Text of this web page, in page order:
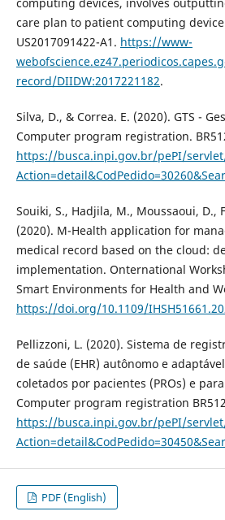
computing devices, involves
care plan to patient computing
US2017091422-A1. https://www-
record/DIIDW:2017221182.
Silva, D., & Correa. E. (2020). GTS -
Computer program registration.
https://busca.inpi.gov.br/pePI/
Souiki, S., Hadjila, M., Moussaoui, D.,
(2020). M-Health application for
medical record based on the cloud:
implementation. Onternational
Smart Environments for Health and
https://doi.org/10.1109/
Pellizzoni, L. (2020). Sistema de
de saúde (EHR) autônomo e
coletados por pacientes (PROs) e
Computer program registration
https://busca.inpi.gov.br/pePI/
PDF (English)